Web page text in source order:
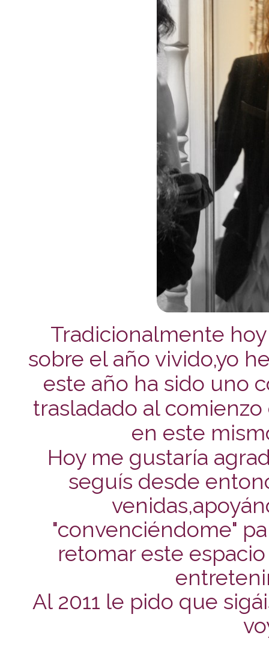
Tradicionalmente
sobre el año vivido,yo
este año ha sido uno
trasladado al
en este
Hoy me gustaría
seguís desde
"convenciéndome"
retomar este
Al 2011 le pido que